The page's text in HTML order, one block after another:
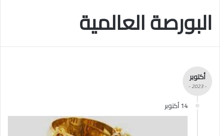
البورصة العالمية
أكتوبر
- 2023 -
14 أكتوبر